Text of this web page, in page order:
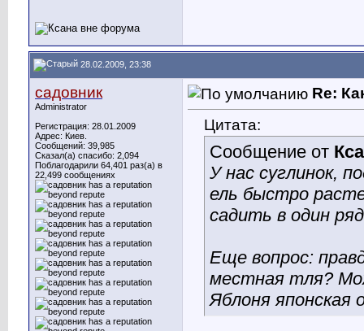
28.02.2009, 23:38
садовник
Administrator
Регистрация: 28.01.2009
Адрес: Киев.
Сообщений: 39,985
Сказал(а) спасибо: 2,094
Поблагодарили 64,401 раз(а) в
22,499 сообщениях
Re:
Цитата:
Сообщение от
У нас суглинок,
ель быстро
садить в один
Еще вопрос:
местная тля?
Яблоня японская